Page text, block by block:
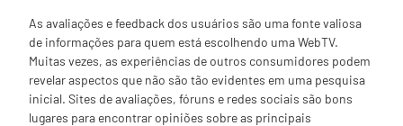
As avaliações e feedback dos usuários são uma fonte valiosa
de informações para quem está escolhendo uma WebTV.
Muitas vezes, as experiências de outros consumidores podem
revelar aspectos que não são tão evidentes em uma pesquisa
inicial. Sites de avaliações, fóruns e redes sociais são bons
lugares para encontrar opiniões sobre as principais